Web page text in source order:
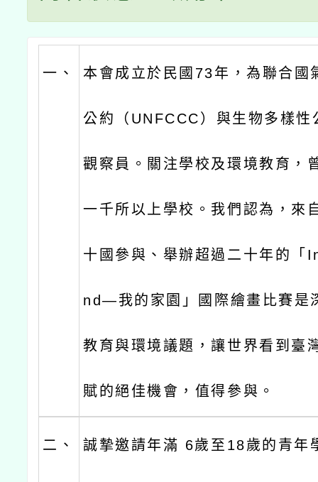
一、 本會成立於民國73年，為聯合國
公約（UNFCCC）與生物多樣性
觀察員。關注學校及環境教育，
一千所以上學校。我們認為，來
十國參與、舉辦超過二十年的
nd—我的家園」國際繪畫比賽是
教育與環境議題，讓世界看到臺
賦的絕佳機會，值得參與。
二、 誠摯邀請年滿 6歲至18歲的青年